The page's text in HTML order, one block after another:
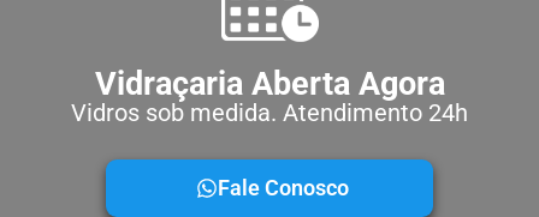
Vidraçaria Aberta Agora
Vidros sob medida. Atendimento 24h
Fale Conosco